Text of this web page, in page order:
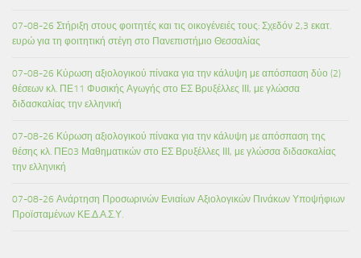
07-08-26 Στήριξη στους φοιτητές και τις οικογένειές τους: Σχεδόν 2,3 εκατ.
ευρώ για τη φοιτητική στέγη στο Πανεπιστήμιο Θεσσαλίας
07-08-26 Κύρωση αξιολογικού πίνακα για την κάλυψη με απόσπαση δύο (2)
θέσεων κλ. ΠΕ11 Φυσικής Αγωγής στο ΕΣ Βρυξέλλες ΙΙΙ, με γλώσσα
διδασκαλίας την ελληνική
07-08-26 Κύρωση αξιολογικού πίνακα για την κάλυψη με απόσπαση της
θέσης κλ. ΠΕ03 Μαθηματικών στο ΕΣ Βρυξέλλες ΙΙΙ, με γλώσσα διδασκαλίας
την ελληνική
07-08-26 Ανάρτηση Προσωρινών Ενιαίων Αξιολογικών Πινάκων Υποψήφιων
Προϊσταμένων ΚΕ.Δ.Α.Σ.Υ.